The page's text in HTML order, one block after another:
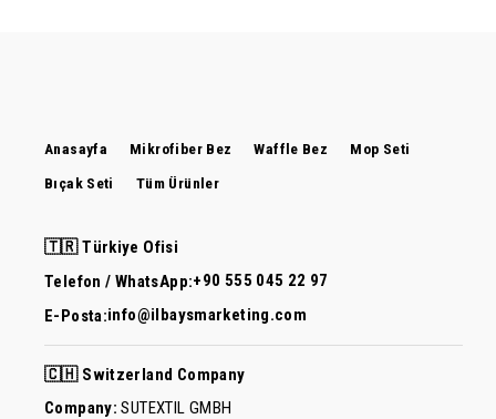
Anasayfa Mikrofiber Bez Waffle Bez
Mop Seti
Bıçak Seti
Tüm Ürünler
🇹🇷 Türkiye Ofisi
Telefon / WhatsApp:+90 555 045 22 97
E-Posta:info@ilbaysmarketing.com
🇨🇭 Switzerland Company
Company: SUTEXTIL GMBH